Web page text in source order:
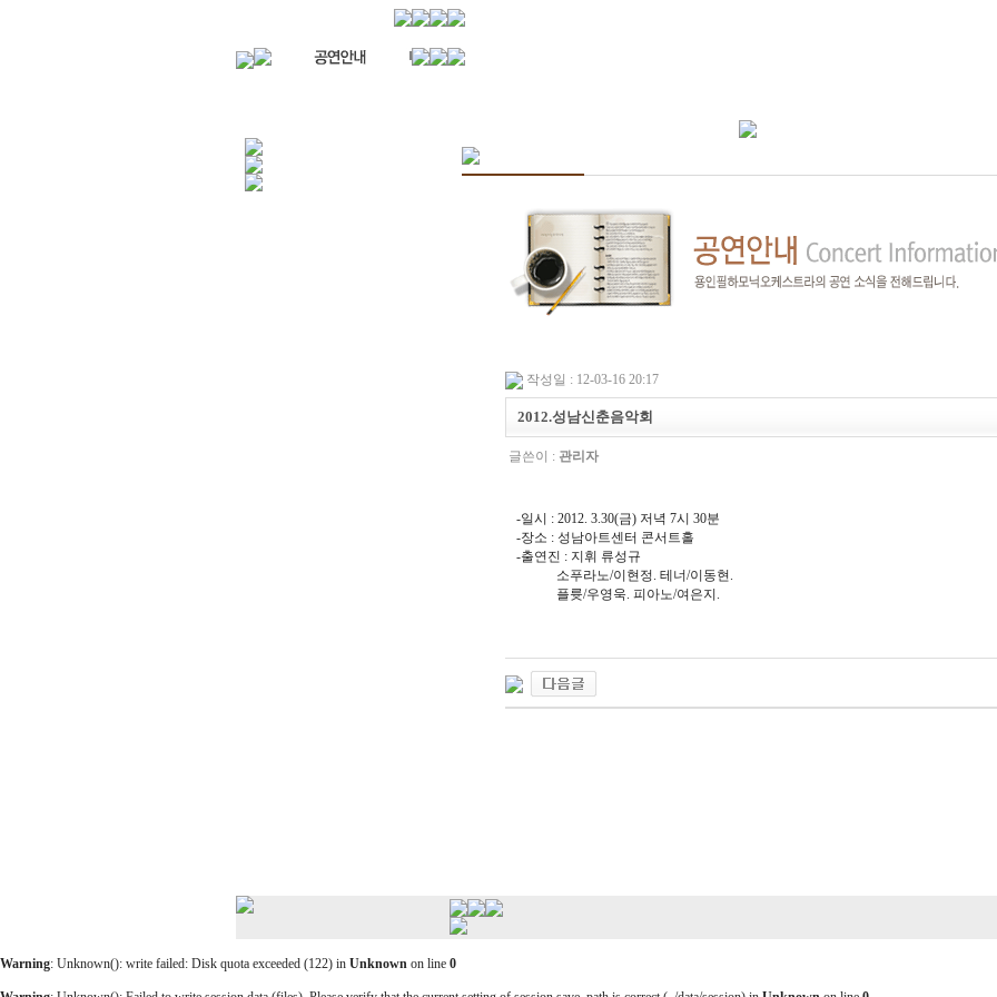
작성일 : 12-03-16 20:17
2012.성남신춘음악회
글쓴이 : 관리자
-일시 : 2012. 3.30(금) 저녁 7시 30분
-장소 : 성남아트센터 콘서트홀
-출연진 : 지휘 류성규
소푸라노/이현정. 테너/이동현.
플륫/우영욱. 피아노/여은지.
Warning: Unknown(): write failed: Disk quota exceeded (122) in Unknown on line 0